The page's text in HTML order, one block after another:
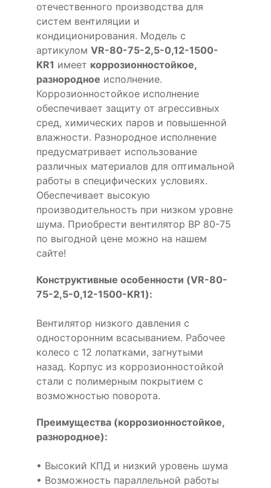
отечественного производства для
систем вентиляции и
кондиционирования. Модель с
артикулом VR-80-75-2,5-0,12-1500-
KR1 имеет коррозионностойкое,
разнородное исполнение.
Коррозионностойкое исполнение
обеспечивает защиту от агрессивных
сред, химических паров и повышенной
влажности. Разнородное исполнение
предусматривает использование
различных материалов для оптимальной
работы в специфических условиях.
Обеспечивает высокую
производительность при низком уровне
шума. Приобрести вентилятор ВР 80-75
по выгодной цене можно на нашем
сайте!
Конструктивные особенности (VR-80-
75-2,5-0,12-1500-KR1):
Вентилятор низкого давления с
односторонним всасыванием. Рабочее
колесо с 12 лопатками, загнутыми
назад. Корпус из коррозионностойкой
стали с полимерным покрытием с
возможностью поворота.
Преимущества (коррозионностойкое,
разнородное):
• Высокий КПД и низкий уровень шума
• Возможность параллельной работы